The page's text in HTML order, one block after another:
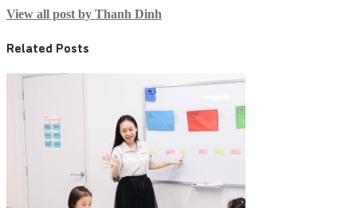
View all post by Thanh Dinh
Related Posts